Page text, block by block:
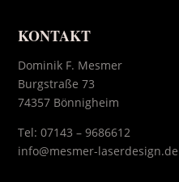
KONTAKT
Dominik F. Mesmer
Burgstraße 73
74357 Bönnigheim
Tel:07143 – 9686612
info@mesmer-laserdesign.de